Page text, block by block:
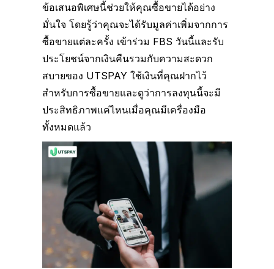
ข้อเสนอพิเศษนี้ช่วยให้คุณซื้อขายได้อย่าง
มั่นใจ โดยรู้ว่าคุณจะได้รับมูลค่าเพิ่มจากการ
ซื้อขายแต่ละครั้ง เข้าร่วม FBS วันนี้และรับ
ประโยชน์จากเงินคืนรวมกับความสะดวก
สบายของ UTSPAY ใช้เงินที่คุณฝากไว้
สำหรับการซื้อขายและดูว่าการลงทุนนี้จะมี
ประสิทธิภาพแค่ไหนเมื่อคุณมีเครื่องมือ
ทั้งหมดแล้ว